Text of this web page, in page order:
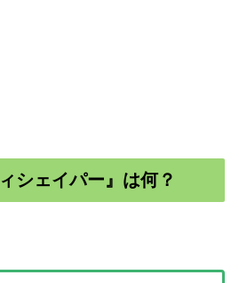
ィシェイパー』は何？